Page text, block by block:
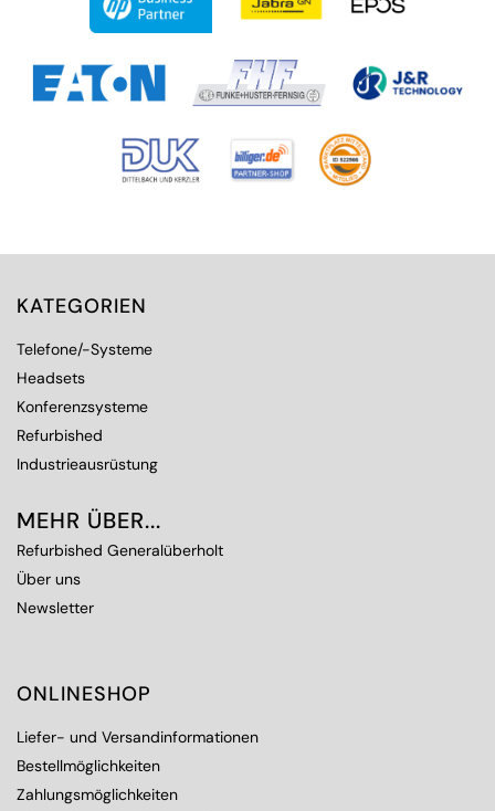
KATEGORIEN
Telefone/-Systeme
Headsets
Konferenzsysteme
Refurbished
Industrieausrüstung
MEHR ÜBER...
Refurbished Generalüberholt
Über uns
Newsletter
ONLINESHOP
Liefer- und Versandinformationen
Bestellmöglichkeiten
Zahlungsmöglichkeiten